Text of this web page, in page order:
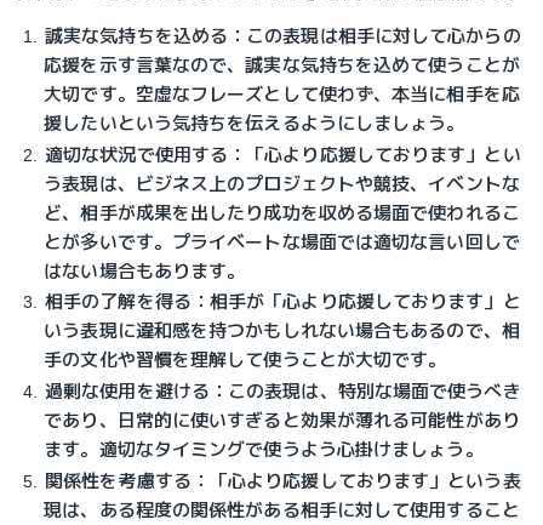
誠実な気持ちを込める：この表現は相手に対して心からの
応援を示す言葉なので、誠実な気持ちを込めて使うことが
大切です。空虚なフレーズとして使わず、本当に相手を応
援したいという気持ちを伝えるようにしましょう。
適切な状況で使用する：「心より応援しております」とい
う表現は、ビジネス上のプロジェクトや競技、イベントな
ど、相手が成果を出したり成功を収める場面で使われるこ
とが多いです。プライベートな場面では適切な言い回しで
はない場合もあります。
相手の了解を得る：相手が「心より応援しております」と
いう表現に違和感を持つかもしれない場合もあるので、相
手の文化や習慣を理解して使うことが大切です。
過剰な使用を避ける：この表現は、特別な場面で使うべき
であり、日常的に使いすぎると効果が薄れる可能性があり
ます。適切なタイミングで使うよう心掛けましょう。
関係性を考慮する：「心より応援しております」という表
現は、ある程度の関係性がある相手に対して使用すること